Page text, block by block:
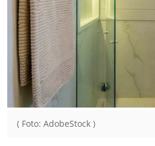
( Foto: AdobeStock )